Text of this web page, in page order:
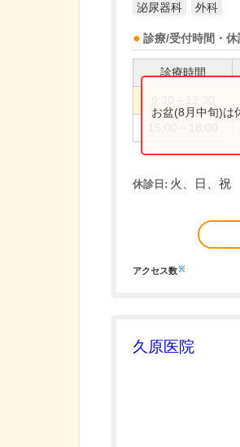
泌尿器科 外科
診療/受付時間・休
診療時間
お盆(8月中旬)は
休診日: 火、日、祝
アクセス数※
久原医院